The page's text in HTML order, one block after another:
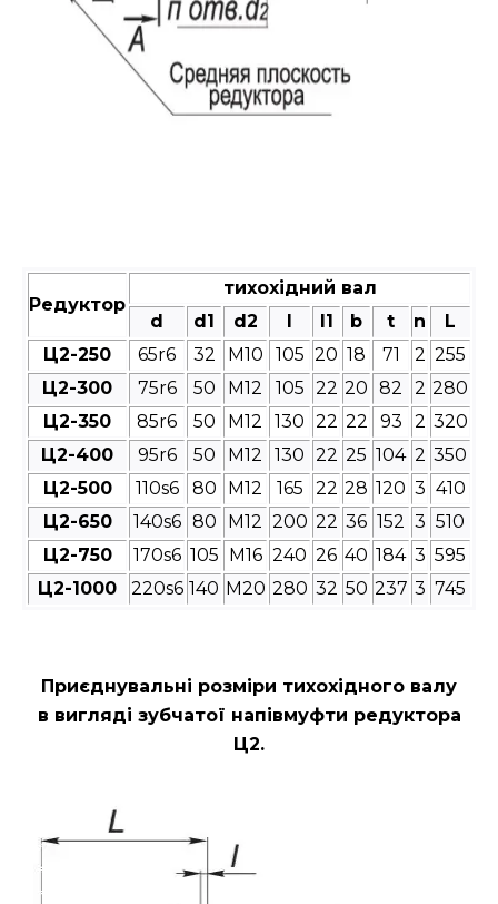
Редуктор
тихохідний вал
d
d1 d2 l1 b t n
L
Ц2-250
65r6 32 М10 105 20 18 71 2 255
Ц2-300
75r6 50 М12 105 22 20 82 2 280
Ц2-350
85r6 50 М12 130 22 22 93 2 320
Ц2-400
95r6 50 М12 130 22 25 104 2 350
Ц2-500
110s6 80 М12 165 22 28 120 3 410
Ц2-650
140s6 80 М12 200 22 36 152 3 510
Ц2-750
170s6 105 М16 240 26 40 184 3 595
Ц2-1000
220s6 140 М20 280 32 50 237 3 745
Приєднувальні розміри тихохідного валу
в вигляді зубчатої напівмуфти редуктора
Ц2.